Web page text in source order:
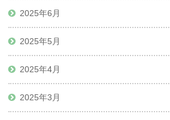
2025年6月
2025年5月
2025年4月
2025年3月